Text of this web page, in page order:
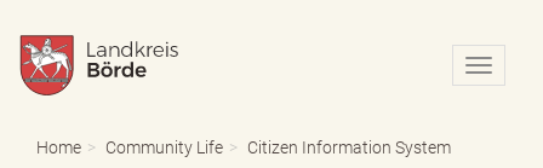
N
a
Home Community Life Citizen Information System